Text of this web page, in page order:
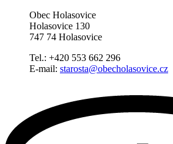
Obec Holasovice
Holasovice 130
747 74 Holasovice
Tel.: +420 553 662 296
E-mail: starosta@obecholasovice.cz